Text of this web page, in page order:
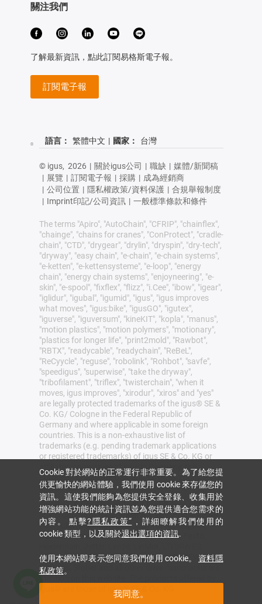
關注我們
了解最新資訊，點此訂閱易格斯電子報。
訂閱電子報
語言： 繁體中文 | 國家： 台灣
© igus, 2026 | 關於igus公司 | 職缺 | 媒體/新聞稿
| 展覽 | 訂閱電子報 | 採購 | 成為經銷商
| 公司位置 | 隱私權政策/資料保護 | 合規舉報制度
| Imprint印記/公司資訊 | 一般標準條款和條件
The terms "Apiro", "AutoChain", "CFRIP", "chainflex",
"chainge", "chains for cranes", "ConProtect", "cradle-
chain", "CTD", "drygear", "drylin", "dryspin", "dry-tech",
"dryway", "easy chain", "e-chain", "e-chain systems",
"e-ketten", "e-kettensysteme", "e-loop", "energy
chain", "energy chain systems", "enjoyneering", "e-
skin", "e-spool", "fixflex", "flizz", "i.Cee", "ibow", "igear",
"iglidur", "igubal", "igumid", "igus", "igus improves
what moves", "igus:bike", "igusGO", "igutex",
"iguverse", "iguversum", "kineKIT", "kopla", "manus",
"motion plastics", "motion polymers", "motionary",
"plastics for longer life", "print2mold", "Rawbot",
"RBTX", "readycable", "readychain", "ReBeL",
"ReCyycle", "reguse", "robolink", "Rohbot", "savfe",
"speedigus", "superwise", "take the dryway",
"tribofilament", "triflex", "twisterchain", "when it
moves, igus improves", "xirodur", "xiros" and "yes"
are legally protected trademarks of the igus® SE &
Co. KG/ Cologne in the Federal Republic of
Germany and where applicable in some foreign
countries. This is a non-exhaustive list of
trademarks (e.g. pending trademark applications
or registered trademarks) of igus SE & Co. KG or
affiliated companies of igus in Germany, the
European Union, the USA and/or other countries or
jurisdictions.
igus® SE & Co. KG points out that it does not sell
any products of the companies Allen Bradley, B&R,
Baumüller, Beckhoff, Lahr, Control Techniques,
Danaher Motion, ELAU, FAGOR, FANUC, Festo,
Mitsubishi, NUM,Parker, Bosch Rexroth, SEW,
Siemens, Stöber and all other drive manufacturers
igus® are those of igus® SE & Co. KG
Cookie 對於網站的正常運行非常重要。為了給您提
供更愉快的網站體驗，我們使用 cookie 來存儲您的
資訊。這使我們能夠為您提供安全登錄、收集用於
增強網站功能的統計資訊並為您提供適合您需求的
內容。 點擊?隱私政策“ ，詳細瞭解我們使用的
cookie 類型，以及關於退出選項的資訊.
使用本網站即表示您同意我們使用 cookie。 資料隱
私政策。
我同意。